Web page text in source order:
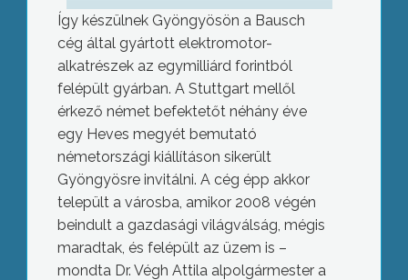
Így készülnek Gyöngyösön a Bausch
cég által gyártott elektromotor-
alkatrészek az egymilliárd forintból
felépült gyárban. A Stuttgart mellől
érkező német befektetőt néhány éve
egy Heves megyét bemutató
németországi kiállításon sikerült
Gyöngyösre invitálni. A cég épp akkor
települt a városba, amikor 2008 végén
beindult a gazdasági világválság, mégis
maradtak, és felépült az üzem is –
mondta Dr. Végh Attila alpolgármester a